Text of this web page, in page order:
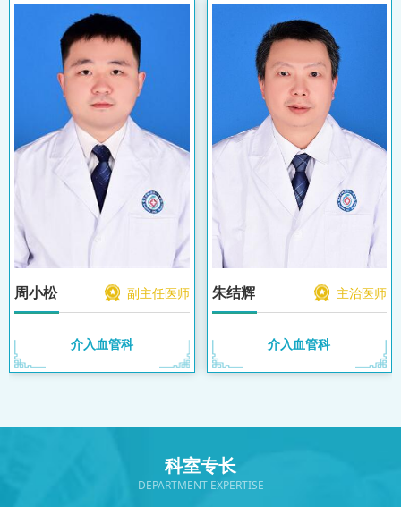
周小松 副主任医师
介入血管科
朱结辉 主治医师
介入血管科
科室专长
DEPARTMENT EXPERTISE